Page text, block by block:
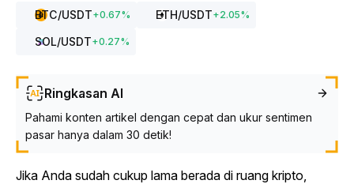
BTC/USDT+0.67% ETH/USDT+2.05%
SOL/USDT+0.27%
Ringkasan AI
Pahami konten artikel dengan cepat dan ukur sentimen
pasar hanya dalam 30 detik!
Jika Anda sudah cukup lama berada di ruang kripto,